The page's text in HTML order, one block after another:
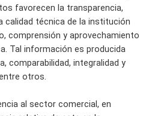
favorecen la transparencia,
calidad técnica de la institución
comprensión y aprovechamiento
Tal información es producida
comparabilidad, integralidad y
otros.
al sector comercial, en